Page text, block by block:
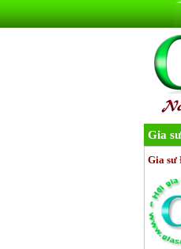
Gia sư
Gia sư